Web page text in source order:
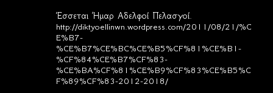
Έσσεται Ήμαρ Αδελφοί Πελασγοί.
http://diktyoellinwn.wordpress.com/2011/08/21/%C
E%B7-
%CE%B7%CE%BC%CE%B5%CF%81%CE%B1-
%CF%84%CE%B7%CF%83-
%CE%BA%CF%81%CE%B9%CF%83%CE%B5%C
F%89%CF%83-2012-2018/